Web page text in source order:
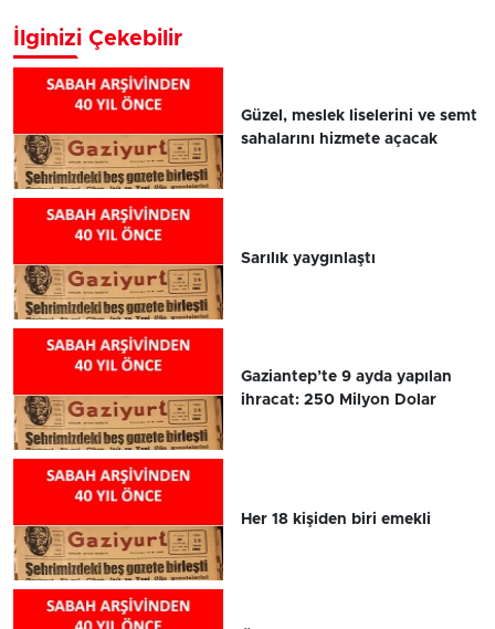
İlginizi Çekebilir
Güzel, meslek liselerini ve semt
sahalarını hizmete açacak
Sarılık yaygınlaştı
Gaziantep’te 9 ayda yapılan
ihracat: 250 Milyon Dolar
Her 18 kişiden biri emekli